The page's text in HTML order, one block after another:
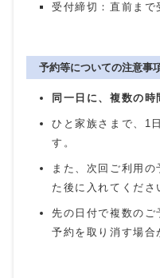
受付締切：直前まで
予約等についての注意事
同一日に、複数の時
ひと家族さまで、1
す。
また、次回ご利用
た後に入れてくださ
先の日付で複数のご
予約を取り消す場合